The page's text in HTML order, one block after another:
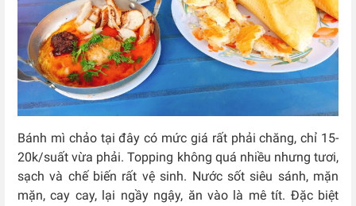
Bánh mì chảo tại đây có mức giá rất phải chăng, chỉ 15-
20k/suất vừa phải. Topping không quá nhiều nhưng tươi,
sạch và chế biến rất vệ sinh. Nước sốt siêu sánh, mặn
mặn, cay cay, lại ngầy ngậy, ăn vào là mê tít. Đặc biệt